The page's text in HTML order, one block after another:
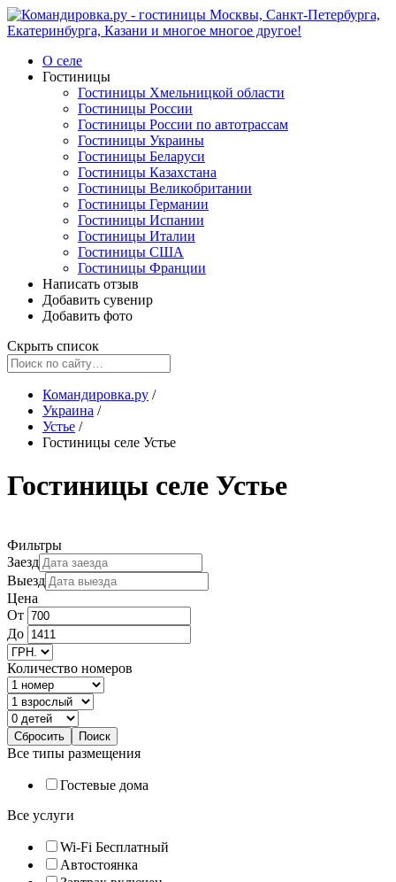
О селе
Гостиницы
Гостиницы Хмельницкой области
Гостиницы России
Гостиницы России по автотрассам
Гостиницы Украины
Гостиницы Беларуси
Гостиницы Казахстана
Гостиницы Великобритании
Гостиницы Германии
Гостиницы Испании
Гостиницы Италии
Гостиницы США
Гостиницы Франции
Написать отзыв
Добавить сувенир
Добавить фото
Скрыть список
Командировка.ру /
Украина /
Устье /
Гостиницы селе Устье
Гостиницы селе Устье
Фильтры
Заезд
Выезд
Цена
От
До
Количество номеров
Все типы размещения
Гостевые дома
Все услуги
Wi-Fi Бесплатный
Автостоянка